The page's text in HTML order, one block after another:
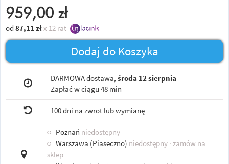
959,00 zł
od 87,11 zł x 12 rat
Dodaj do Koszyka
DARMOWA dostawa, środa 12 sierpnia
Zapłać w ciągu 48 min
100 dni na zwrot lub wymianę
○ Poznań niedostępny
○ Warszawa (Piaseczno) niedostępny · zamów na
sklep